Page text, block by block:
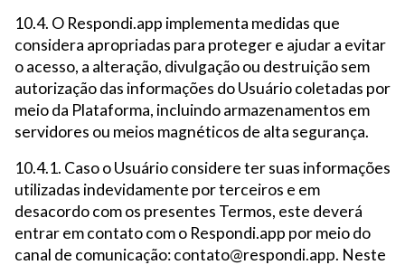
10.4. O Respondi.app implementa medidas que
considera apropriadas para proteger e ajudar a evitar
o acesso, a alteração, divulgação ou destruição sem
autorização das informações do Usuário coletadas por
meio da Plataforma, incluindo armazenamentos em
servidores ou meios magnéticos de alta segurança.
10.4.1. Caso o Usuário considere ter suas informações
utilizadas indevidamente por terceiros e em
desacordo com os presentes Termos, este deverá
entrar em contato com o Respondi.app por meio do
canal de comunicação: contato@respondi.app. Neste